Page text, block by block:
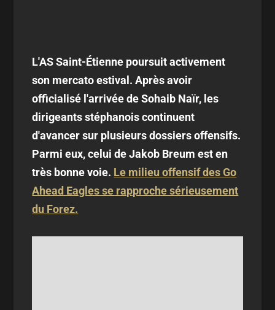
L'AS Saint-Étienne poursuit activement
son mercato estival. Après avoir
officialisé l'arrivée de Sohaib Naïr, les
dirigeants stéphanois continuent
d'avancer sur plusieurs dossiers offensifs.
Parmi eux, celui de Jakob Breum est en
très bonne voie. Le milieu offensif des Go
Ahead Eagles se rapproche sérieusement
du Forez.